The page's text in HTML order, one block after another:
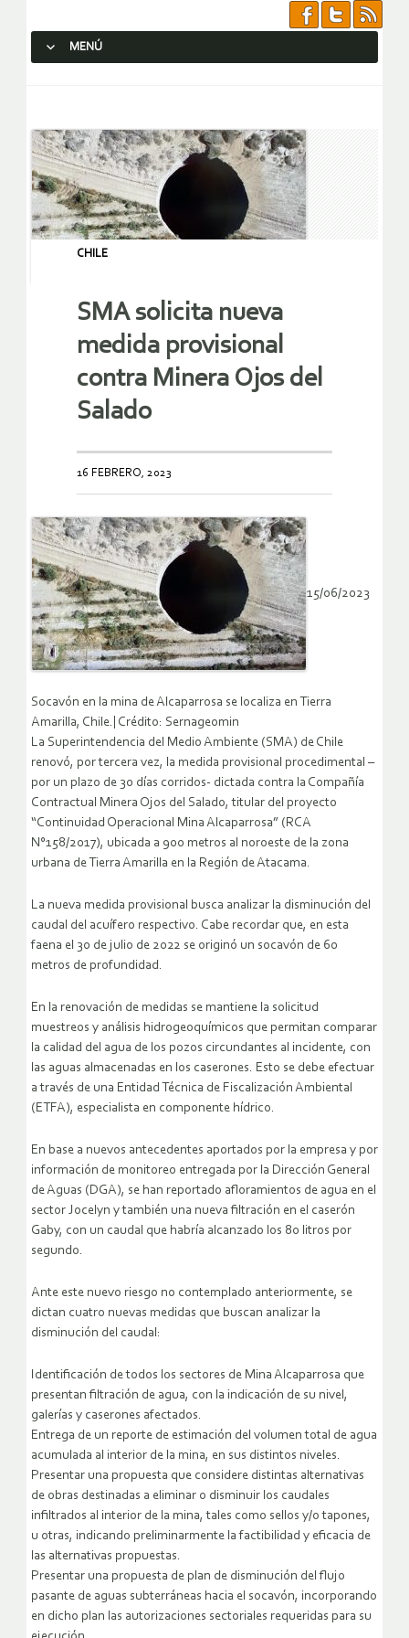
MENÚ
CHILE
SMA solicita nueva
medida provisional
contra Minera Ojos del
Salado
16 FEBRERO, 2023
15/06/2023
Socavón en la mina de Alcaparrosa se localiza en Tierra
Amarilla, Chile.| Crédito: Sernageomin
La Superintendencia del Medio Ambiente (SMA) de Chile
renovó, por tercera vez, la medida provisional procedimental –
por un plazo de 30 días corridos- dictada contra la Compañía
Contractual Minera Ojos del Salado, titular del proyecto
“Continuidad Operacional Mina Alcaparrosa” (RCA
N°158/2017), ubicada a 900 metros al noroeste de la zona
urbana de Tierra Amarilla en la Región de Atacama.
La nueva medida provisional busca analizar la disminución del
caudal del acuífero respectivo. Cabe recordar que, en esta
faena el 30 de julio de 2022 se originó un socavón de 60
metros de profundidad.
En la renovación de medidas se mantiene la solicitud
muestreos y análisis hidrogeoquímicos que permitan comparar
la calidad del agua de los pozos circundantes al incidente, con
las aguas almacenadas en los caserones. Esto se debe efectuar
a través de una Entidad Técnica de Fiscalización Ambiental
(ETFA), especialista en componente hídrico.
En base a nuevos antecedentes aportados por la empresa y por
información de monitoreo entregada por la Dirección General
de Aguas (DGA), se han reportado afloramientos de agua en el
sector Jocelyn y también una nueva filtración en el caserón
Gaby, con un caudal que habría alcanzado los 80 litros por
segundo.
Ante este nuevo riesgo no contemplado anteriormente, se
dictan cuatro nuevas medidas que buscan analizar la
disminución del caudal:
Identificación de todos los sectores de Mina Alcaparrosa que
presentan filtración de agua, con la indicación de su nivel,
galerías y caserones afectados.
Entrega de un reporte de estimación del volumen total de agua
acumulada al interior de la mina, en sus distintos niveles.
Presentar una propuesta que considere distintas alternativas
de obras destinadas a eliminar o disminuir los caudales
infiltrados al interior de la mina, tales como sellos y/o tapones,
u otras, indicando preliminarmente la factibilidad y eficacia de
las alternativas propuestas.
Presentar una propuesta de plan de disminución del flujo
pasante de aguas subterráneas hacia el socavón, incorporando
en dicho plan las autorizaciones sectoriales requeridas para su